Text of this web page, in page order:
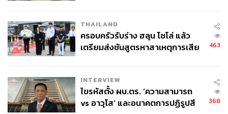
THAILAND
ครอบครัวรับร่าง ฮลุน โซโล่ แล้ว
เตรียมส่งชันสูตรหาสาเหตุการเสีย
463
INTERVIEW
ไขรหัสตั้ง ผบ.ตร. ‘ความสามารถ
vs อาวุโส’ และอนาคตการปฏิรูปสี
368